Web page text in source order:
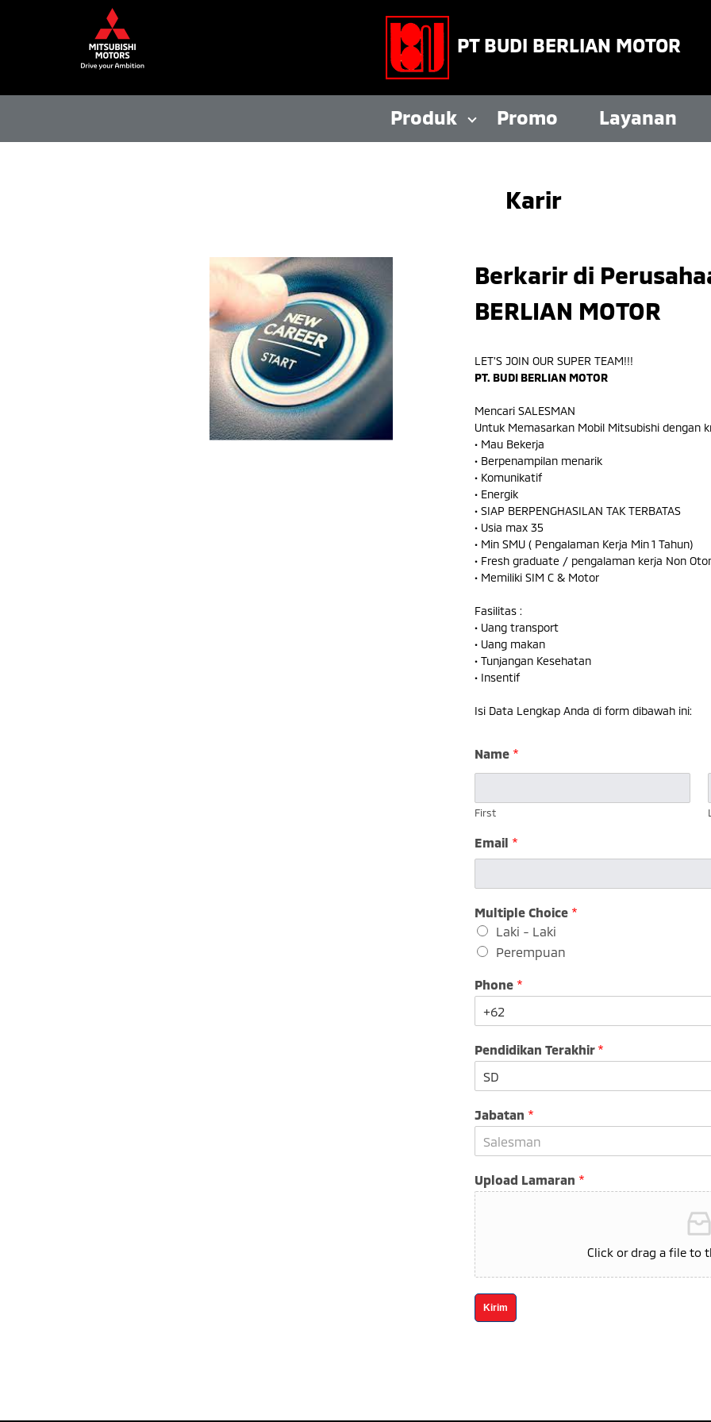
PT BUDI BERLIAN MOTOR
Produk Promo Layanan
Karir
Berkarir di
BERLIAN MOTOR
LET’S JOIN OUR SUPER TEAM!!!
PT. BUDI BERLIAN MOTOR
Mencari SALESMAN
Untuk Memasarkan Mobil Mitsubishi dengan
• Mau Bekerja
• Berpenampilan menarik
• Komunikatif
• Energik
• SIAP BERPENGHASILAN TAK TERBATAS
• Usia max 35
• Min SMU ( Pengalaman Kerja Min 1 Tahun)
• Fresh graduate / pengalaman kerja Non
• Memiliki SIM C & Motor
Fasilitas :
• Uang transport
• Uang makan
• Tunjangan Kesehatan
• Insentif
Isi Data Lengkap Anda di form dibawah ini:
Name *
First
Email *
Multiple Choice *
Laki - Laki
Perempuan
Phone *
Pendidikan Terakhir *
Jabatan *
Salesman
Upload Lamaran *
Click or drag a file to